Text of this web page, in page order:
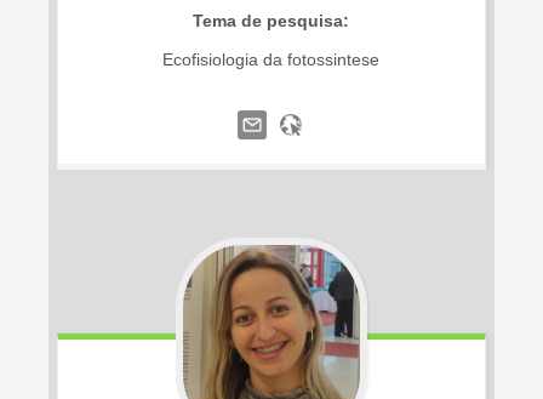
Tema de pesquisa:
Ecofisiologia da fotossintese